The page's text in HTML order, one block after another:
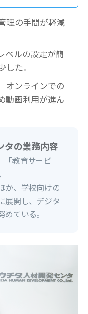
理の手間が軽減
ベルの設定が簡
た。
オンラインでの
動画利用が進ん
タの業務内容
「教育サービ
か、学校向けの
展開し、デジタ
ている。